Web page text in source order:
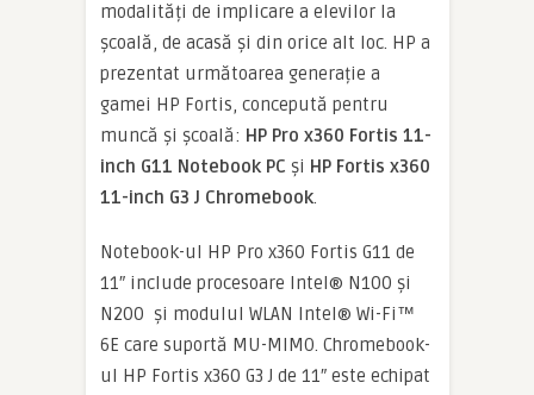
modalități de implicare a elevilor la
școală, de acasă și din orice alt loc. HP a
prezentat următoarea generație a
gamei HP Fortis, concepută pentru
muncă și școală: HP Pro x360 Fortis 11-
inch G11 Notebook PC și HP Fortis x360
11-inch G3 J Chromebook.
Notebook-ul HP Pro x360 Fortis G11 de
11″ include procesoare Intel® N100 și
N200 și modulul WLAN Intel® Wi-Fi™
6E care suportă MU-MIMO. Chromebook-
ul HP Fortis x360 G3 J de 11″ este echipat